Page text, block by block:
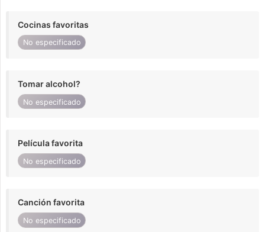
Cocinas favoritas
No especificado
Tomar alcohol?
No especificado
Película favorita
No especificado
Canción favorita
No especificado